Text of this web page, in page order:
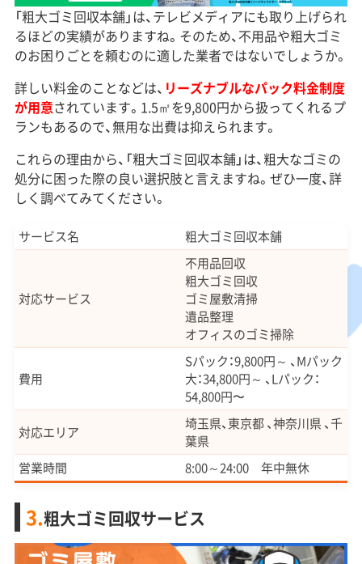
「粗大ゴミ回収本舗」は、テレビメディアにも取り上げられ
るほどの実績がありますね。そのため、不用品や粗大ゴミ
のお困りごとを頼むのに適した業者ではないでしょうか。
詳しい料金のことなどは、 リーズナブルなパック料金制度
が用意されています。1.5㎡を9,800円から扱ってくれるプ
ランもあるので、無用な出費は抑えられます。
これらの理由から、「粗大ゴミ回収本舗」は、粗大なゴミの
処分に困った際の良い選択肢と言えますね。ぜひ一度、詳
しく調べてみてください。
サービス名 粗大ゴミ回収本舗
対応サービス
不用品回収
粗大ゴミ回収
ゴミ屋敷清掃
遺品整理
オフィスのゴミ掃除
費用
Sパック：9,800円～ 、Mパック
大：34,800円～ 、Lパック：
54,800円〜
対応エリア
埼玉県、東京都 、神奈川県 、千
葉県
営業時間
8:00～24:00 年中無休
3.粗大ゴミ回収サービス